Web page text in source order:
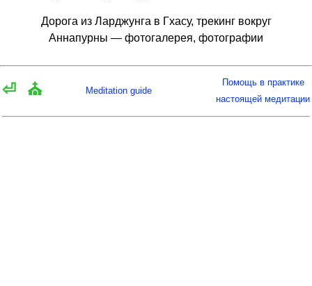
Дорога из Ларджунга в Гхасу, трекинг вокруг
Аннапурны — фотогалерея, фотографии
⏎ ⛪ Meditation guide
Помощь в практике
настоящей медитации